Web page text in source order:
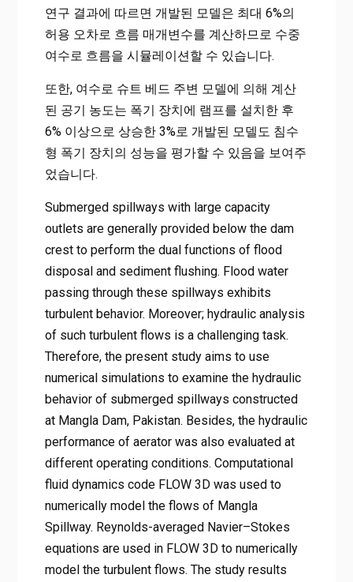
연구 결과에 따르면 개발된 모델은 최대 6%의
허용 오차로 흐름 매개변수를 계산하므로 수중
여수로 흐름을 시뮬레이션할 수 있습니다.
또한, 여수로 슈트 베드 주변 모델에 의해 계산
된 공기 농도는 폭기 장치에 램프를 설치한 후
6% 이상으로 상승한 3%로 개발된 모델도 침수
형 폭기 장치의 성능을 평가할 수 있음을 보여주
었습니다.
Submerged spillways with large capacity
outlets are generally provided below the dam
crest to perform the dual functions of flood
disposal and sediment flushing. Flood water
passing through these spillways exhibits
turbulent behavior. Moreover; hydraulic analysis
of such turbulent flows is a challenging task.
Therefore, the present study aims to use
numerical simulations to examine the hydraulic
behavior of submerged spillways constructed
at Mangla Dam, Pakistan. Besides, the hydraulic
performance of aerator was also evaluated at
different operating conditions. Computational
fluid dynamics code FLOW 3D was used to
numerically model the flows of Mangla
Spillway. Reynolds-averaged Navier–Stokes
equations are used in FLOW 3D to numerically
model the turbulent flows. The study results